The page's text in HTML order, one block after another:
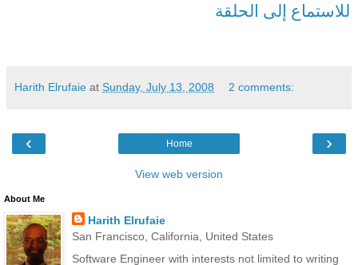
للاستماع إلى الحلقة
Harith Elrufaie at Sunday, July 13, 2008 2 comments:
‹ ›
Home
View web version
About Me
Harith Elrufaie
San Francisco, California, United States
Software Engineer with interests not limited to writing